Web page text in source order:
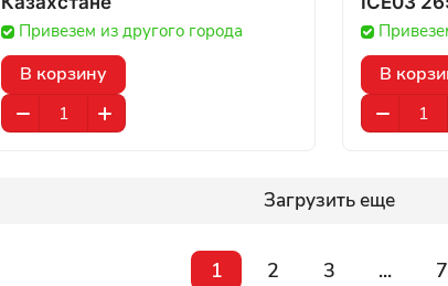
Привезем из другого города
В корзину В
Загрузить еще
1 2 3 ... 7